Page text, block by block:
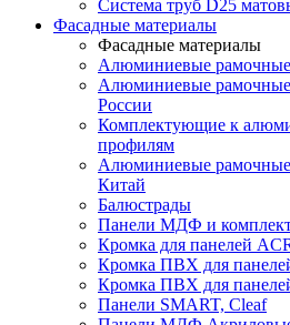
Система труб D25
Фасадные материалы
Фасадные материалы
Алюминиевые
Алюминиевые
России
Комплектующие к
профилям
Алюминиевые
Китай
Балюстрады
Панели МДФ и
Кромка для панелей
Кромка ПВХ для
Кромка ПВХ для
Панели SMART, Cleaf